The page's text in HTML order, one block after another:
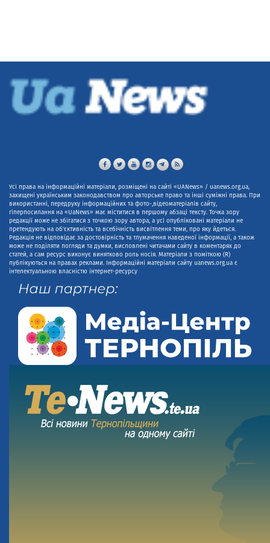
Усі права на інформаційні матеріали, розміщені на сайті «UANews» / uanews.org.ua,
захищені українським законодавством про авторське право та інші суміжні права. При
використанні, передруку інформаційних та фото-,відеоматеріалів сайту,
гіперпосилання на «UaNews» має міститися в першому абзаці тексту. Точка зору
редакції може не збігатися з точкою зору автора, а усі опубліковані матеріали не
претендують на об'єктивність та всебічність висвітлення теми, про яку йдеться.
Редакція не відповідає за достовірність та тлумачення наведеної інформації, а також
може не поділяти погляди та думки, висловлені читачами сайту в коментарях до
статей, а сам ресурс виконує винятково роль носія. Матеріали з поміткою (R)
публікуються на правах реклами. Інформаційні матеріали сайту uanews.org.ua є
інтелектуальною власністю інтернет-ресурсу